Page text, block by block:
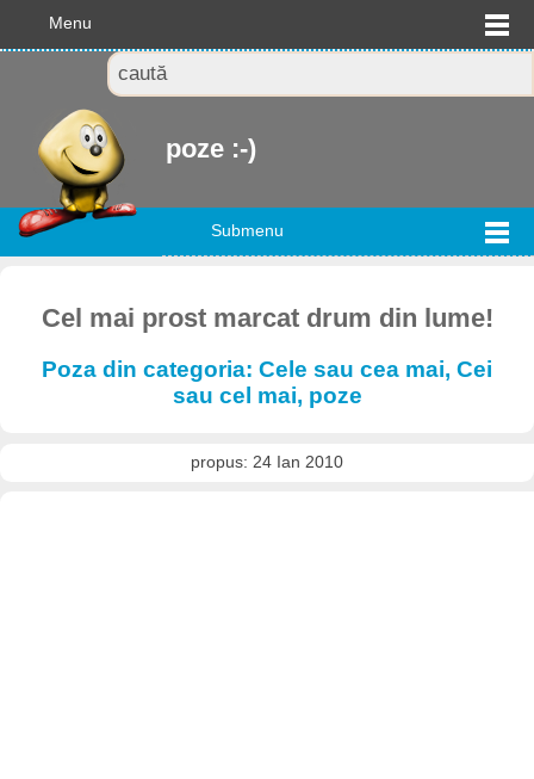
Menu
poze :-)
Submenu
Cel mai prost marcat drum din lume!
Poza din categoria: Cele sau cea mai, Cei
sau cel mai, poze
propus: 24 Ian 2010